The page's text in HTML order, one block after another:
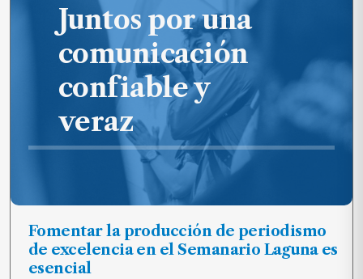
Juntos por una
comunicación
confiable y
veraz
Fomentar la producción de periodismo
de excelencia en el Semanario Laguna es
esencial